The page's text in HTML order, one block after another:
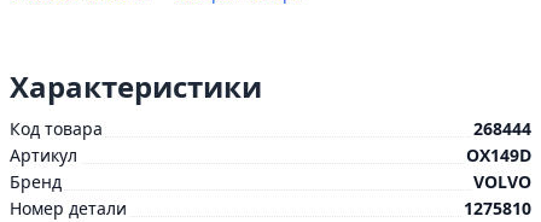
Характеристики
Код товара
268444
Артикул
OX149D
Бренд
VOLVO
Номер детали
1275810